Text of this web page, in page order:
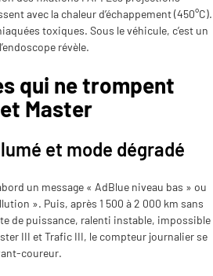
avec la chaleur d’échappement (450°C).
toxiques. Sous le véhicule, c’est un
révèle.
qui ne trompent
Master
et mode dégradé
un message « AdBlue niveau bas » ou
». Puis, après 1 500 à 2 000 km sans
de puissance, ralenti instable, impossible
III et Trafic III, le compteur journalier se
coureur.